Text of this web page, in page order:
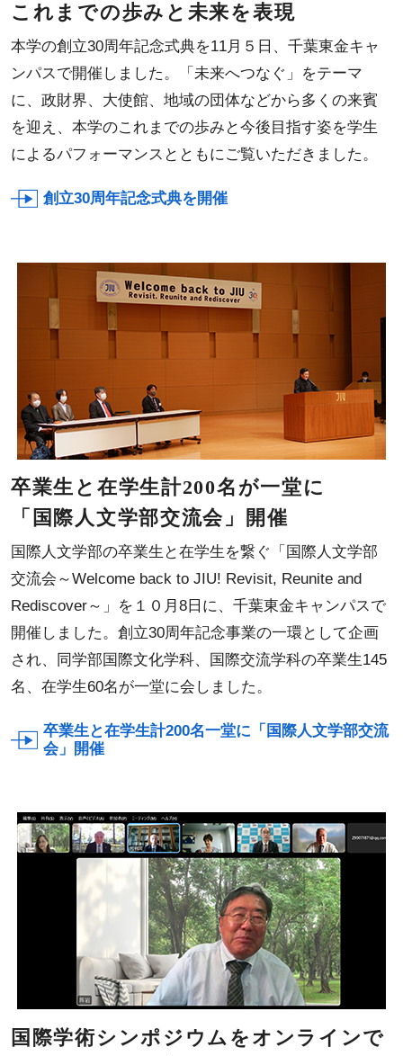
これまでの歩みと未来を表現
本学の創立30周年記念式典を11月５日、千葉東金キャ
ンパスで開催しました。「未来へつなぐ」をテーマ
に、政財界、大使館、地域の団体などから多くの来賓
を迎え、本学のこれまでの歩みと今後目指す姿を学生
によるパフォーマンスとともにご覧いただきました。
創立30周年記念式典を開催
卒業生と在学生計200名が一堂に
「国際人文学部交流会」開催
国際人文学部の卒業生と在学生を繋ぐ「国際人文学部
交流会～Welcome back to JIU! Revisit, Reunite and
Rediscover～」を１０月8日に、千葉東金キャンパスで
開催しました。創立30周年記念事業の一環として企画
され、同学部国際文化学科、国際交流学科の卒業生145
名、在学生60名が一堂に会しました。
卒業生と在学生計200名一堂に「国際人文学部交流
会」開催
国際学術シンポジウムをオンラインで